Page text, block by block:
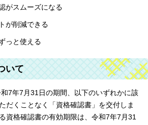
がスムーズになる
が削減できる
っと使える
いて
7年7月31日の期間、以下のいずれかに該
だくことなく「資格確認書」を交付しま
資格確認書の有効期限は、令和7年7月31